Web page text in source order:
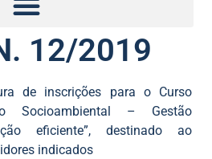
12/2019
de inscrições para o Curso
Socioambiental – Gestão
eficiente”, destinado ao
indicados